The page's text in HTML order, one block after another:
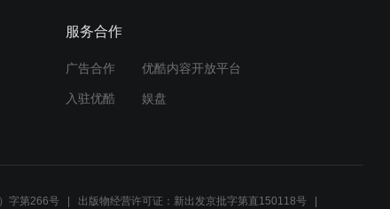
服务合作
广告合作 优酷内容开放平台
入驻优酷 娱盘
字第266号 出版物经营许可证：新出发京批字第直150118号